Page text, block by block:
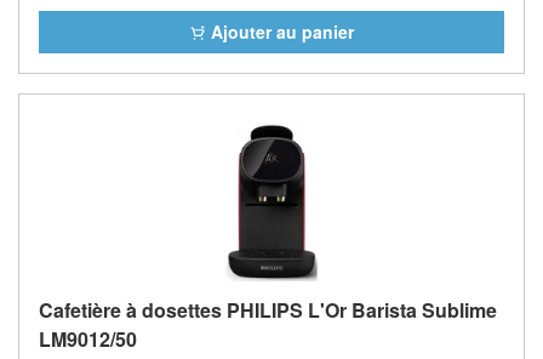
Ajouter au panier
Cafetière à dosettes PHILIPS L'Or Barista Sublime
LM9012/50